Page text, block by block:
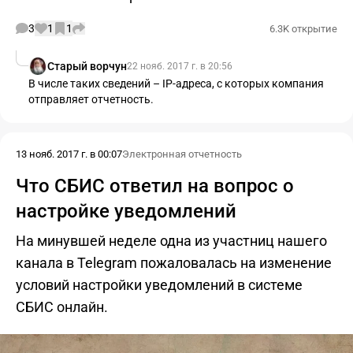
3 1 1 6.3K открытие
Старый ворчун22 нояб. 2017 г. в 20:56
В числе таких сведений – IP-адреса, с которых компания
отправляет отчетность.
13 нояб. 2017 г. в 00:07Электронная отчетность
Что СБИС ответил на вопрос о
настройке уведомлений
На минувшей неделе одна из участниц нашего
канала в Telegram пожаловалась на изменение
условий настройки уведомлений в системе
СБИС онлайн.